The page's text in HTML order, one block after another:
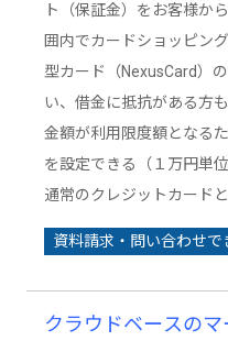
ト（保証金）をお客様か
囲内でカードショッピン
型カード（NexusCard
い、借金に抵抗がある
金額が利用限度額となる
を設定できる（１万円
通常のクレジットカードと
資料請求・問い合わせで
クラウドベースの